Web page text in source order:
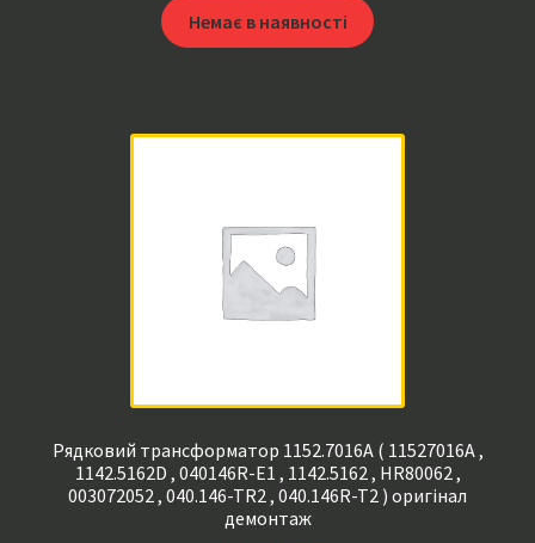
Немає в наявності
Рядковий трансформатор 1152.7016A ( 11527016A ,
1142.5162D , 040146R-E1 , 1142.5162 , HR80062 ,
003072052 , 040.146-TR2 , 040.146R-T2 ) оригінал
демонтаж